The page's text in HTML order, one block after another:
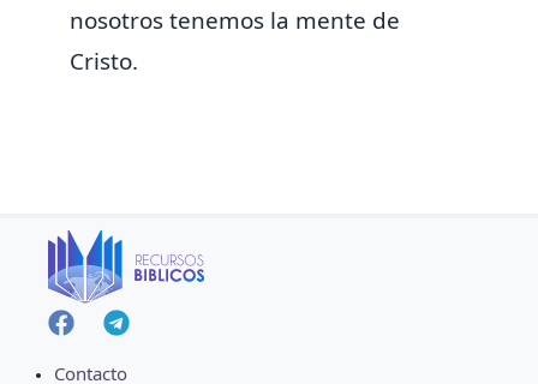
nosotros tenemos la mente de
Cristo.
Contacto